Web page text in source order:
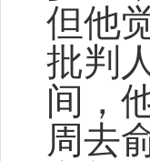
但他
批判
间，
周去